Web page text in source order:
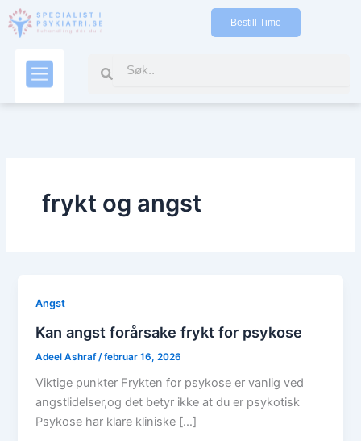
Bestill Time
Search
frykt og angst
Angst
Kan angst forårsake frykt for psykose
Adeel Ashraf /februar 16, 2026
Viktige punkter Frykten for psykose er vanlig ved
angstlidelser,og det betyr ikke at du er psykotisk
Psykose har klare kliniske […]